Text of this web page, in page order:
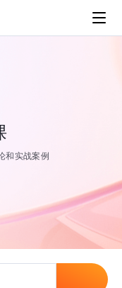
和实战案例